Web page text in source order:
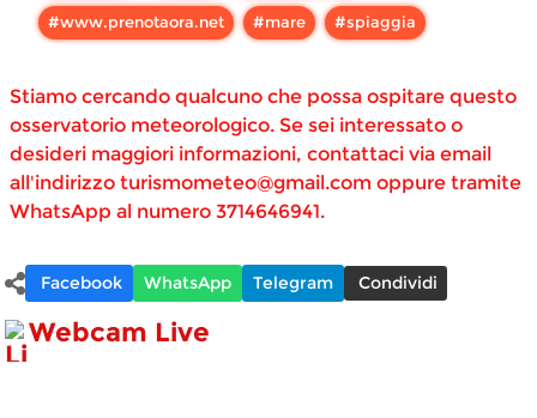
#www.prenotaora.net #mare #spiaggia
Stiamo cercando qualcuno che possa ospitare questo
osservatorio meteorologico. Se sei interessato o
desideri maggiori informazioni, contattaci via email
all'indirizzo turismometeo@gmail.com oppure tramite
WhatsApp al numero 3714646941.
Facebook WhatsApp Telegram Condividi
Webcam Live